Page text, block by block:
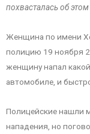
похвасталась об этом
Женщина по имени
полицию 19 ноября
женщину напал
автомобиле, и
Полицейские нашли
нападения, но